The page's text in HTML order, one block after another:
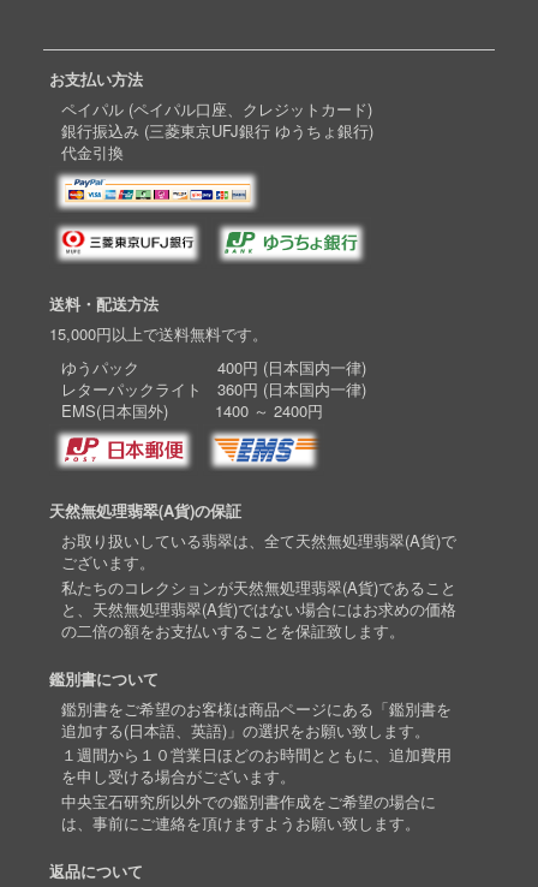
お支払い方法
ペイパル (ペイパル口座、クレジットカード)
銀行振込み (三菱東京UFJ銀行 ゆうちょ銀行)
代金引換
送料・配送方法
15,000円以上で送料無料です。
ゆうパック 400円 (日本国内一律)
レターパックライト 360円 (日本国内一律)
EMS(日本国外) 1400 ～ 2400円
天然無処理翡翠(A貨)の保証
お取り扱いしている翡翠は、全て天然無処理翡翠(A貨)で
ございます。
私たちのコレクションが天然無処理翡翠(A貨)であること
と、天然無処理翡翠(A貨)ではない場合にはお求めの価格
の二倍の額をお支払いすることを保証致します。
鑑別書について
鑑別書をご希望のお客様は商品ページにある「鑑別書を
追加する(日本語、英語)」の選択をお願い致します。
１週間から１０営業日ほどのお時間とともに、追加費用
を申し受ける場合がございます。
中央宝石研究所以外での鑑別書作成をご希望の場合に
は、事前にご連絡を頂けますようお願い致します。
返品について